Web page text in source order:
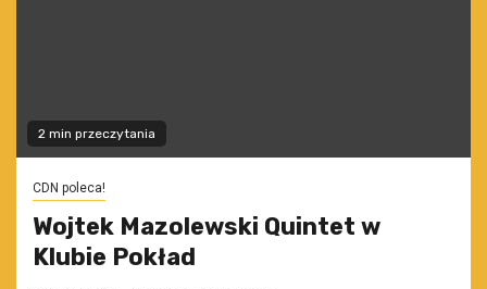
2 min przeczytania
CDN poleca!
Wojtek Mazolewski Quintet w
Klubie Pokład